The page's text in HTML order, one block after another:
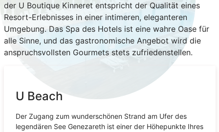
der U Boutique Kinneret entspricht der Qualität eines
Resort-Erlebnisses in einer intimeren, eleganteren
Umgebung. Das Spa des Hotels ist eine wahre Oase für
alle Sinne, und das gastronomische Angebot wird die
anspruchsvollsten Gourmets stets zufriedenstellen.
U Beach
Der Zugang zum wunderschönen Strand am Ufer des
legendären See Genezareth ist einer der Höhepunkte Ihres